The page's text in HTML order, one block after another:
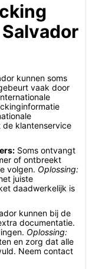
kunnen soms
vaak door
de klantenservice
Soms ontvangt
of ontbreekt
volgen. Oplossing:
juiste
daadwerkelijk is
kunnen bij de
documentatie.
Oplossing:
en zorg dat alle
Neem contact